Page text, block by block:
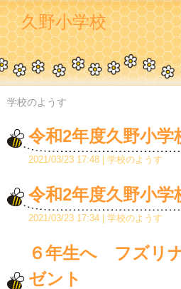
久野小学校
学校のようす
令和2年度久野小
2021/03/23 17:48 学校のようす
令和2年度久野小
2021/03/23 17:34 学校のようす
６年生へ フズリ
ゼント